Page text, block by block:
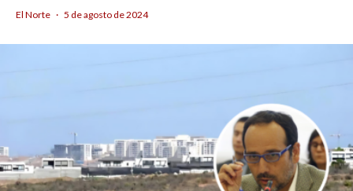
El Norte · 5 de agosto de 2024